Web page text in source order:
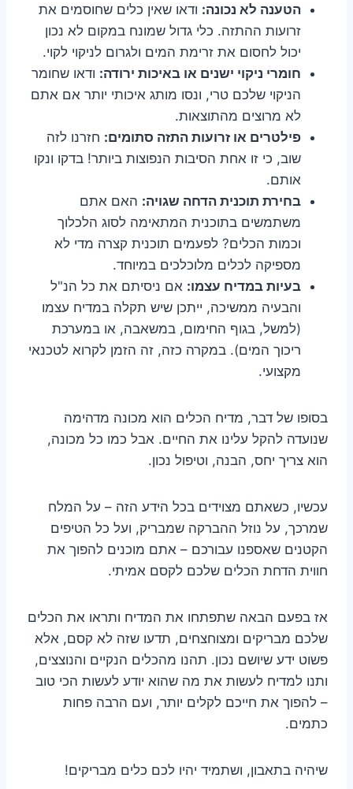
הטענה לא נכונה: ודאו שאין כלים שחוסמים את
זרועות ההתזה. כלי גדול שמונח במקום לא נכון
יכול לחסום את זרימת המים ולגרום לניקוי לקוי.
חומרי ניקוי ישנים או באיכות ירודה: ודאו שחומר
הניקוי שלכם טרי, ונסו מותג איכותי יותר אם אתם
לא מרוצים מהתוצאות.
פילטרים או זרועות התזה סתומים: חזרנו לזה
שוב, כי זו אחת הסיבות הנפוצות ביותר! בדקו ונקו
אותם.
בחירת תוכנית הדחה שגויה: האם אתם
משתמשים בתוכנית המתאימה לסוג הלכלוך
וכמות הכלים? לפעמים תוכנית קצרה מדי לא
מספיקה לכלים מלוכלכים במיוחד.
בעיות במדיח עצמו: אם ניסיתם את כל הנ"ל
והבעיה ממשיכה, ייתכן שיש תקלה במדיח עצמו
(למשל, בגוף החימום, במשאבה, או במערכת
ריכוך המים). במקרה כזה, זה הזמן לקרוא לטכנאי
מקצועי.
בסופו של דבר, מדיח הכלים הוא מכונה מדהימה
שנועדה להקל עלינו את החיים. אבל כמו כל מכונה,
הוא צריך יחס, הבנה, וטיפול נכון.
עכשיו, כשאתם מצוידים בכל הידע הזה – על המלח
שמרכך, על נוזל ההברקה שמבריק, ועל כל הטיפים
הקטנים שאספנו עבורכם – אתם מוכנים להפוך את
חווית הדחת הכלים שלכם לקסם אמיתי.
אז בפעם הבאה שתפתחו את המדיח ותראו את הכלים
שלכם מבריקים ומצוחצחים, תדעו שזה לא קסם, אלא
פשוט ידע שיושם נכון. תהנו מהכלים הנקיים והנוצצים,
ותנו למדיח לעשות את מה שהוא יודע לעשות הכי טוב
– להפוך את חייכם לקלים יותר, ועם הרבה פחות
כתמים.
שיהיה בתאבון, ושתמיד יהיו לכם כלים מבריקים!